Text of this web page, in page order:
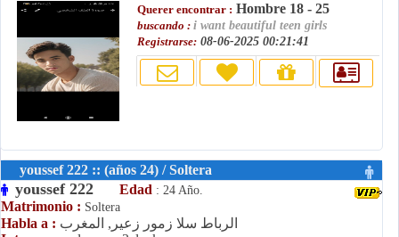
Querer encontrar : Hombre 18 - 25
buscando : i want beautiful teen girls
Registrarse: 08-06-2025 00:21:41
youssef 222 :: (años 24) / Soltera
youssef 222 Edad : 24 Año.
Matrimonio : Soltera
Habla a : الرباط سلا زمور زعير, المغرب